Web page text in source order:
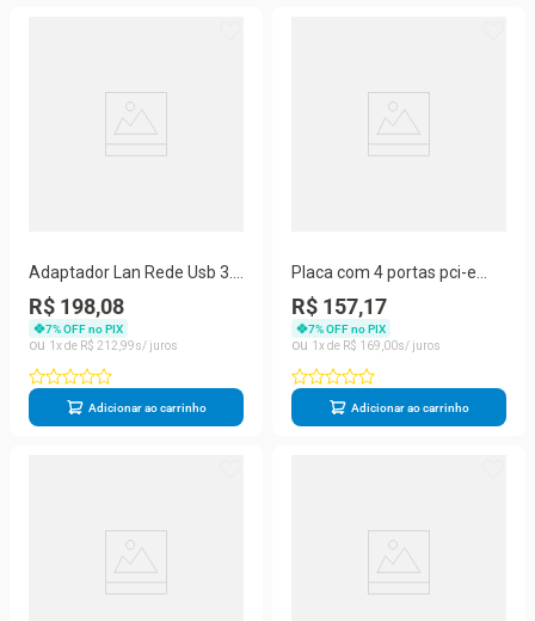
Adaptador Lan Rede Usb 3.0
Ethernet
R$ 198,08
7% OFF no PIX
1
R$ 212 99
Adicionar ao carrinho
Placa com 4 portas pci-e
usb 3.0 5gbps
R$ 157,17
7% OFF no PIX
1
R$ 169 00
Adicionar ao carrinho